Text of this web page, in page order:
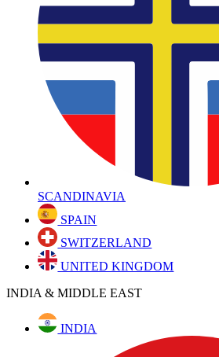
SCANDINAVIA
SPAIN
SWITZERLAND
UNITED KINGDOM
INDIA & MIDDLE EAST
INDIA